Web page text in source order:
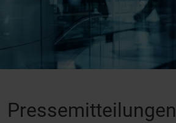
Pressemitteilungen